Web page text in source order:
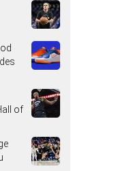
of